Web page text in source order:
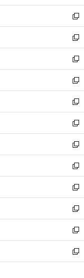
開
く
ウ
で
開
く
ン
ド
ウ
で
開
く
ウ
ィ
ン
ド
ウ
で
開
く
新
し
い
ウ
ィ
ン
ド
ウ
で
開
く
新
し
い
ウ
ィ
ン
ド
ウ
で
開
く
新
し
い
ウ
ィ
ン
ド
ウ
で
開
く
新
し
い
ウ
ィ
ン
ド
ウ
で
開
く
新
し
い
ウ
ィ
ン
ド
ウ
で
開
く
新
し
い
ウ
ィ
ン
ド
ウ
で
開
く
新
し
い
ウ
ィ
ン
ド
ウ
で
開
く
新
し
い
ウ
ィ
ン
ド
ウ
で
開
新
し
い
ウ
ィ
ン
ド
ウ
新
し
い
ウ
ィ
ン
新
し
い
ウ
新
し